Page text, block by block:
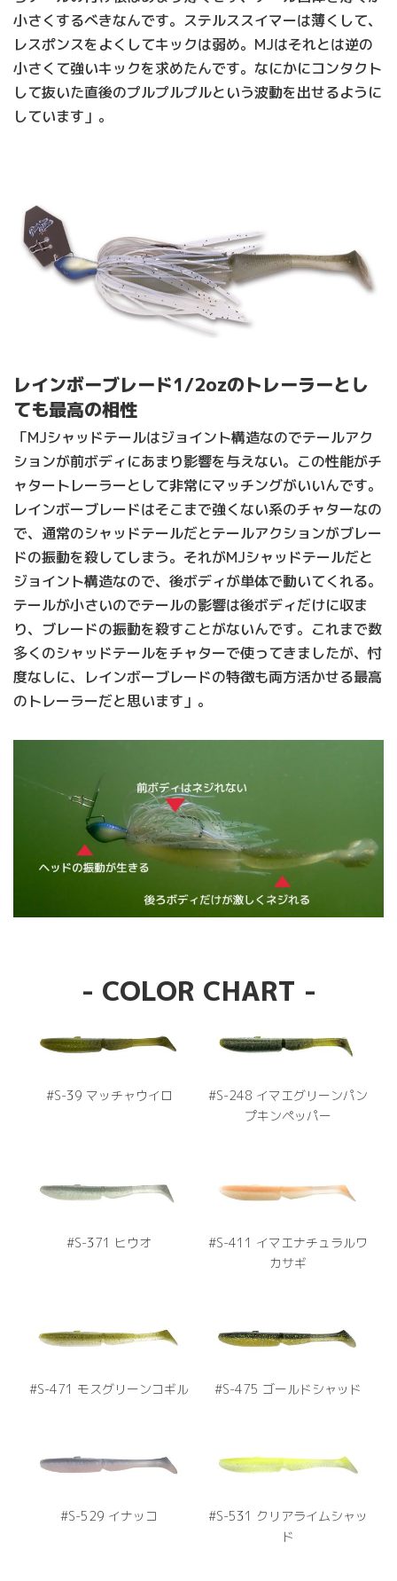
小さくするべきなんです。ステルススイマーは薄くして、
レスポンスをよくしてキックは弱め。MJはそれとは逆の
小さくて強いキックを求めたんです。なにかにコンタクト
して抜いた直後のプルプルプルという波動を出せるように
しています」。
レインボーブレード1/2ozのトレーラーとし
ても最高の相性
「MJシャッドテールはジョイント構造なのでテールアク
ションが前ボディにあまり影響を与えない。この性能がチ
ャタートレーラーとして非常にマッチングがいいんです。
レインボーブレードはそこまで強くない系のチャターなの
で、通常のシャッドテールだとテールアクションがブレー
ドの振動を殺してしまう。それがMJシャッドテールだと
ジョイント構造なので、後ボディが単体で動いてくれる。
テールが小さいのでテールの影響は後ボディだけに収ま
り、ブレードの振動を殺すことがないんです。これまで数
多くのシャッドテールをチャターで使ってきましたが、忖
度なしに、レインボーブレードの特徴も両方活かせる最高
のトレーラーだと思います」。
- COLOR CHART -
#S-39 マッチャウイロ
#S-248 イマエグリーンパン
プキンペッパー
#S-371 ヒウオ
#S-411 イマエナチュラルワ
カサギ
#S-471 モスグリーンコギル #S-475 ゴールドシャッド
#S-529 イナッコ
#S-531 クリアライムシャッ
ド